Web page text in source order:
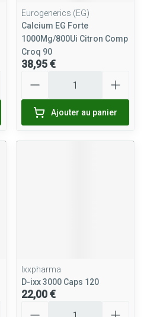
Eurogenerics (EG)
Calcium EG Forte
1000Mg/800Ui Citron Comp
Croq 90
38,95 €
Ajouter au panier
Ixxpharma
D-ixx 3000 Caps 120
22,00 €